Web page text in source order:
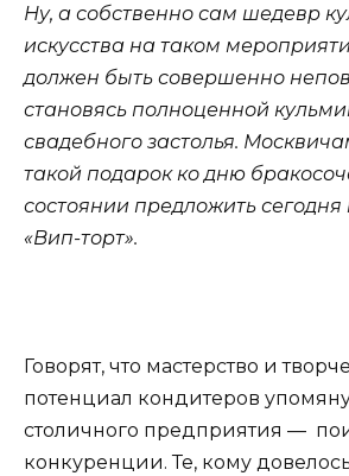
Ну, а собственно сам шедевр
искусства на таком
должен быть совершенно
становясь полноценной
свадебного застолья.
такой подарок ко дню
состоянии предложить сегодня
«Вип-торт».
Говорят, что мастерство и
потенциал кондитеров
столичного предприятия —
конкуренции. Те, кому